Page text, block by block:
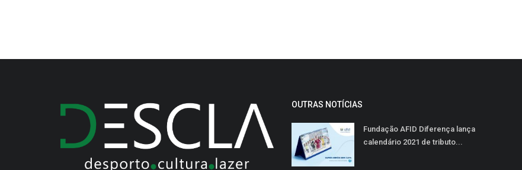
OUTRAS NOTÍCIAS
Fundação AFID Diferença lança
calendário 2021 de tributo...